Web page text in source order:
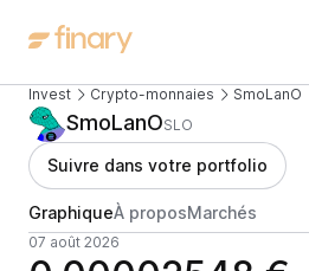
Invest Crypto-monnaies SmoLanO
SmoLanOSLO
Suivre dans votre portfolio
GraphiqueÀ proposMarchés
07 août 2026